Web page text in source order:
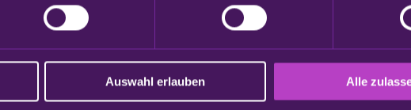
Auswahl erlauben Alle
hin zu integrierten, resilienten und verantwortungsbewussten
Know-how für Sortimentssteuerung, Kampagnenlogiken und saisonale
und zwar vom Produktionsort bis zum Point of Sale. Das Ziel: Komplexität